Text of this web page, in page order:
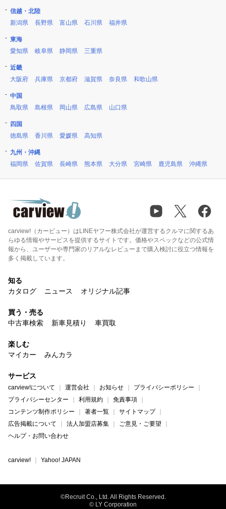
信越・北陸
新潟県
長野県 富山県 石川県 福井県
東海
愛知県
岐阜県 静岡県 三重県
近畿
大阪府
兵庫県 京都府 滋賀県 奈良県 和歌山県
中国
鳥取県
島根県 岡山県 広島県 山口県
四国
徳島県
香川県 愛媛県 高知県
九州・沖縄
福岡県
佐賀県 長崎県 熊本県 大分県 宮崎県 鹿児島県 沖縄県
carview!（カービュー）はLINEヤフー株式会社が運営するクルマに関するあ
らゆる情報やサービスを提供するサイトです。価格やスペックなどの公式情
報から、ユーザーや専門家のリアルなレビューまで購入検討に役立つ情報を
多く掲載しています。
知る
カタログ
ニュース オリジナル記事
買う・売る
中古車検索
新車見積り 車買取
楽しむ
マイカー
みんカラ
サービス
carview!について 運営会社 お知らせ
プライバシーポリシー
プライバシーセンター
利用規約
免責事項
コンテンツ制作ポリシー
著者一覧
サイトマップ
広告掲載について
法人加盟店募集
ご意見・ご要望
ヘルプ・お問い合わせ
carview! Yahoo! JAPAN
©Recruit Co., Ltd. All Rights Reserved.
© LY Corporation